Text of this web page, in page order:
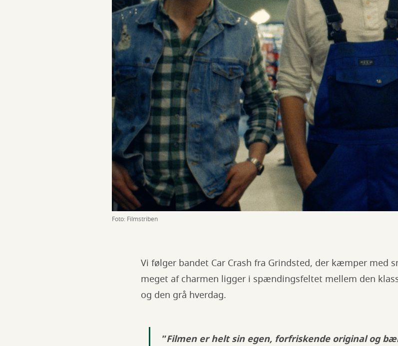
Foto: Filmstriben
Vi følger bandet Car Crash fra Grindsted, der kæmper med
meget af charmen ligger i spændingsfeltet mellem den
og den grå hverdag.
”Filmen er helt sin egen, forfriskende original og